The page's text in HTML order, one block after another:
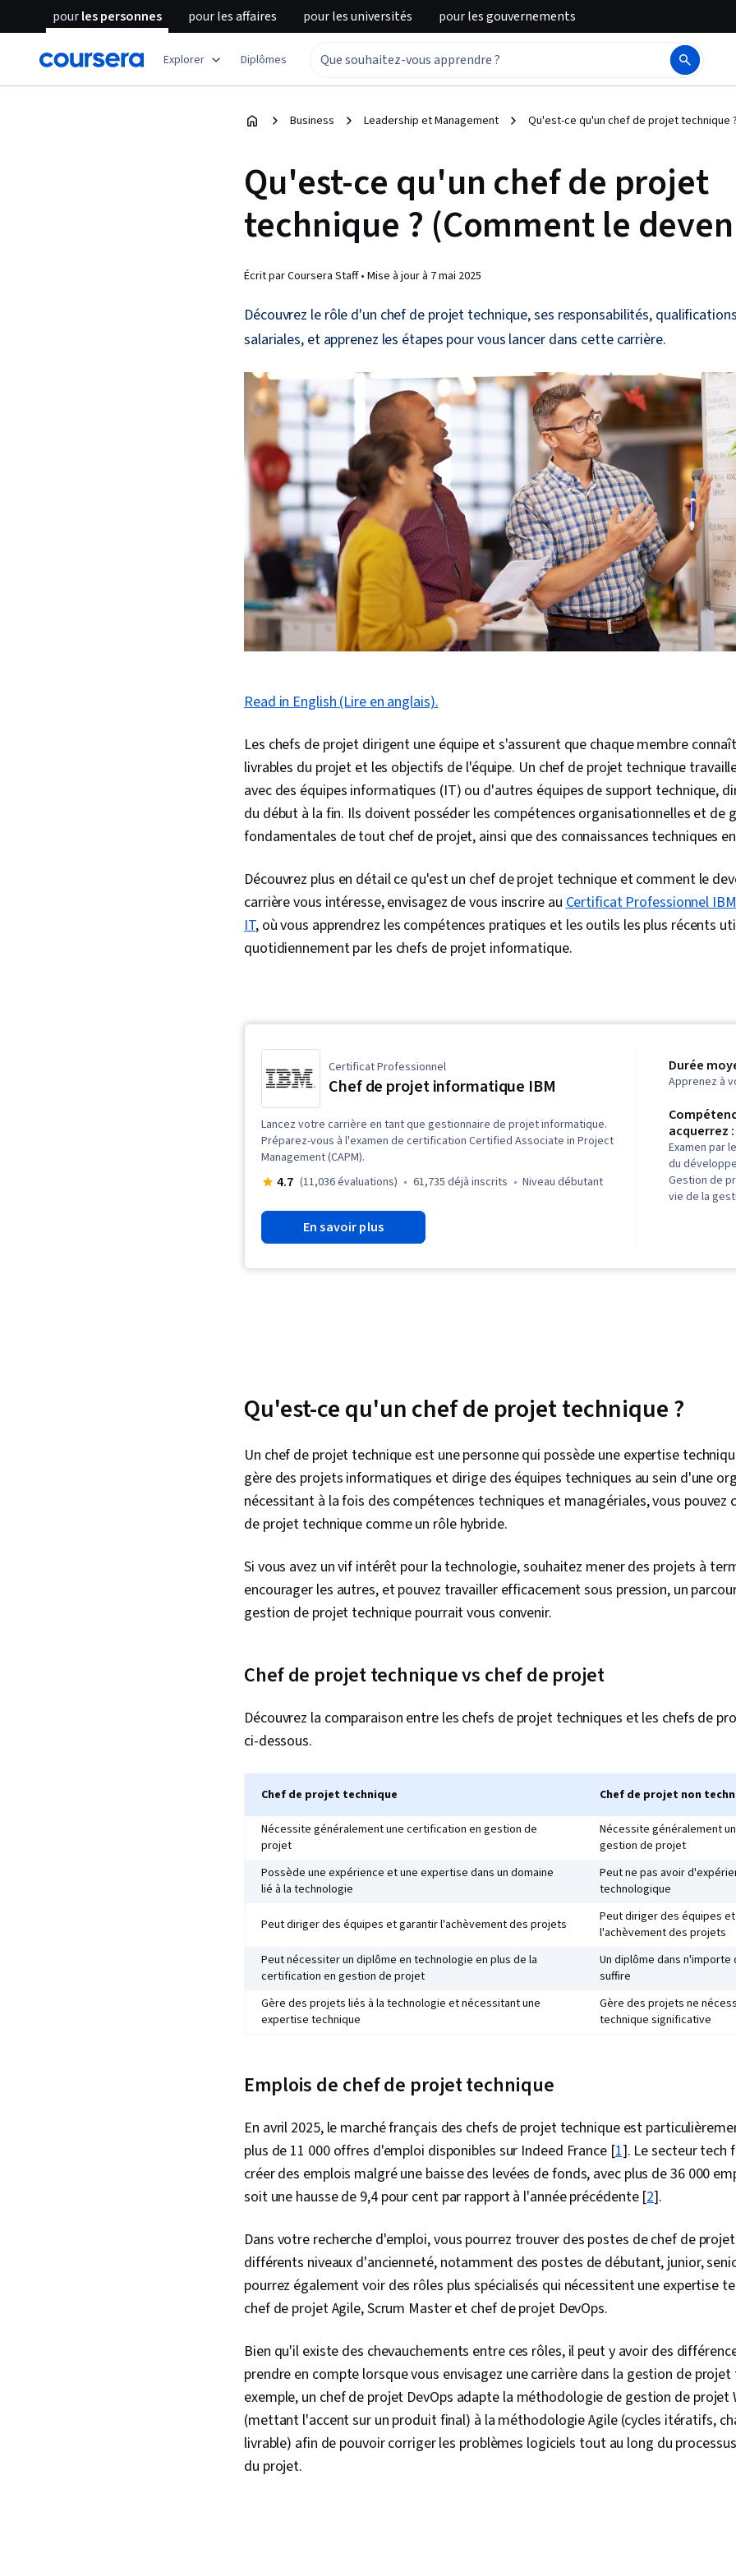
pourles personnes pourles affaires pourles universités pourles gouvernements
Explorer Diplômes
Business Leadership et Management Qu'est-ce qu'un chef de projet technique
Qu'est-ce qu'un chef de projet
technique ? (Comment le
Écrit par Coursera Staff • Mise à jour à 7 mai 2025
Découvrez le rôle d'un chef de projet technique, ses responsabilités,
salariales, et apprenez les étapes pour vous lancer dans cette carrière.
Read in English (Lire en anglais).
Les chefs de projet dirigent une équipe et s'assurent que chaque membre
livrables du projet et les objectifs de l'équipe. Un chef de projet technique
avec des équipes informatiques (IT) ou d'autres équipes de support technique,
du début à la fin. Ils doivent posséder les compétences organisationnelles et de
fondamentales de tout chef de projet, ainsi que des connaissances techniques
Découvrez plus en détail ce qu'est un chef de projet technique et comment le
carrière vous intéresse, envisagez de vous inscrire auCertificat Professionnel
IT, où vous apprendrez les compétences pratiques et les outils les plus récents
quotidiennement par les chefs de projet informatique.
Certificat Professionnel
Chef de projet informatique IBM
Lancez votre carrière en tant que gestionnaire de projet informatique.
Préparez-vous à l'examen de certification Certified Associate in Project
Management (CAPM).
4.7 (11,036 évaluations) 61,735 déjà inscrits niveau débutant
En savoir plus
Durée
Apprenez à
acquerrez :
Examen par
du
Gestion de
vie de la
l'utilisateur,
prenantes,
Matériel
des
Planification
ressources,
Gestion du
et
Définition du
du projet,
prenantes,
Management
Atténuation
des risques
Analyse des
de gestion
du
et édition,
du sprint,
sprint,
Langage de
Applications
Web
logiciels,
de logiciels,
applications,
Langue
Qu'est-ce qu'un chef de projet technique ?
Un chef de projet technique est une personne qui possède une expertise
gère des projets informatiques et dirige des équipes techniques au sein d'une
nécessitant à la fois des compétences techniques et managériales, vous pouvez
de projet technique comme un rôle hybride.
Si vous avez un vif intérêt pour la technologie, souhaitez mener des projets à
encourager les autres, et pouvez travailler efficacement sous pression, un
gestion de projet technique pourrait vous convenir.
Chef de projet technique vs chef de projet
Découvrez la comparaison entre les chefs de projet techniques et les chefs de
ci-dessous.
Chef de projet technique Chef de projet non
Nécessite généralement une certification en gestion de
projet
Nécessite généralement
gestion de projet
Possède une expérience et une expertise dans un domaine
lié à la technologie
Peut ne pas avoir
technologique
Peut diriger des équipes et garantir l'achèvement des projets
Peut diriger des équipes
l'achèvement des projets
Peut nécessiter un diplôme en technologie en plus de la
certification en gestion de projet
Un diplôme dans
suffire
Gère des projets liés à la technologie et nécessitant une
expertise technique
Gère des projets ne
technique significative
Emplois de chef de projet technique
En avril 2025, le marché français des chefs de projet technique est
plus de 11 000 offres d'emploi disponibles sur Indeed France [1]. Le secteur tech
créer des emplois malgré une baisse des levées de fonds, avec plus de 36 000
soit une hausse de 9,4 pour cent par rapport à l'année précédente [2].
Dans votre recherche d'emploi, vous pourrez trouver des postes de chef de
différents niveaux d'ancienneté, notamment des postes de débutant, junior,
pourrez également voir des rôles plus spécialisés qui nécessitent une expertise
chef de projet Agile, Scrum Master et chef de projet DevOps.
Bien qu'il existe des chevauchements entre ces rôles, il peut y avoir des
prendre en compte lorsque vous envisagez une carrière dans la gestion de projet
exemple, un chef de projet DevOps adapte la méthodologie de gestion de projet
(mettant l'accent sur un produit final) à la méthodologie Agile (cycles itératifs,
livrable) afin de pouvoir corriger les problèmes logiciels tout au long du
du projet.